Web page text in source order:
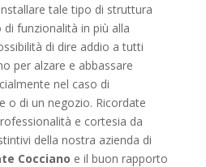
tale tipo di struttura
funzionalità in più alla
di dire addio a tutti
per alzare e abbassare
nel caso di
o di un negozio. Ricordate
e cortesia da
della nostra azienda di
Cocciano e il buon rapporto